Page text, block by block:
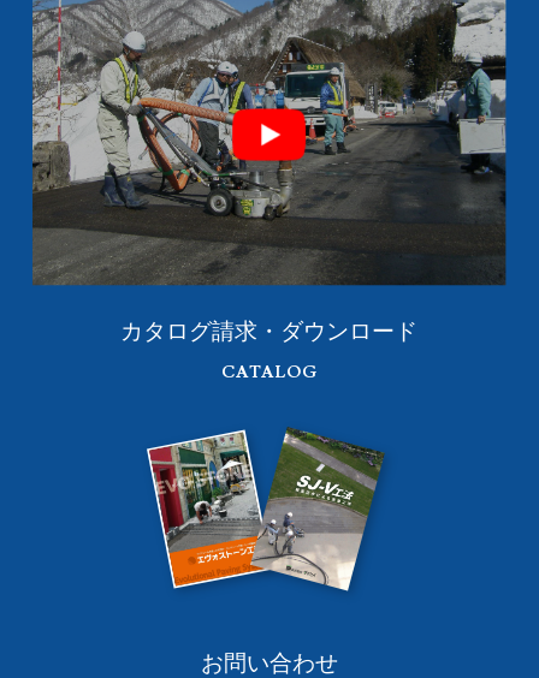
カタログ請求・ダウンロード
CATALOG
お問い合わせ